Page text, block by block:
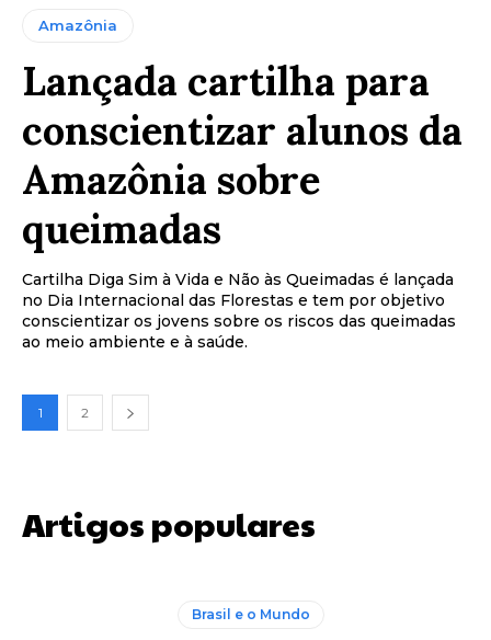
Amazônia
Lançada cartilha para
conscientizar alunos da
Amazônia sobre
queimadas
Cartilha Diga Sim à Vida e Não às Queimadas é lançada
no Dia Internacional das Florestas e tem por objetivo
conscientizar os jovens sobre os riscos das queimadas
ao meio ambiente e à saúde.
1 2
Artigos populares
Brasil e o Mundo